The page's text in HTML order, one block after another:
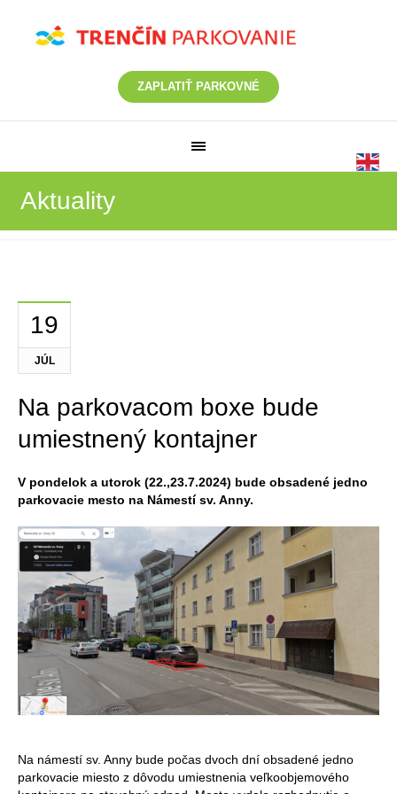
ZAPLATIŤ PARKOVNÉ
Aktuality
19
JÚL
Na parkovacom boxe bude
umiestnený kontajner
V pondelok a utorok (22.,23.7.2024) bude obsadené jedno
parkovacie mesto na Námestí sv. Anny.
Na námestí sv. Anny bude počas dvoch dní obsadené jedno
parkovacie miesto z dôvodu umiestnenia veľkoobjemového